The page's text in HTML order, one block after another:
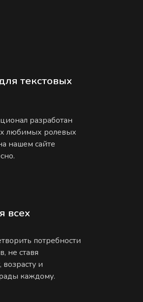
текстовых
разработан
любимых ролевых
нашем сайте
всех
потребности
не ставя
и
каждому.